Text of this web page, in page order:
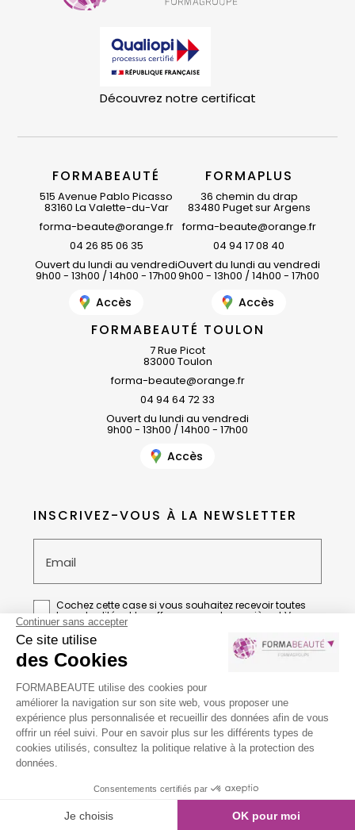
ACCÈS
call mail
CONTACT
Découvrez notre certificat
FORMABEAUTÉ
515 Avenue Pablo Picasso
83160 La Valette-du-Var
forma-beaute@orange.fr
04 26 85 06 35
Ouvert du lundi au vendredi
9h00 - 13h00 / 14h00 - 17h00
Accès
FORMAPLUS
36 chemin du drap
83480 Puget sur Argens
forma-beaute@orange.fr
04 94 17 08 40
Ouvert du lundi au vendredi
9h00 - 13h00 / 14h00 - 17h00
Accès
FORMABEAUTÉ TOULON
7 Rue Picot
83000 Toulon
forma-beaute@orange.fr
04 94 64 72 33
Ouvert du lundi au vendredi
9h00 - 13h00 / 14h00 - 17h00
Accès
INSCRIVEZ-VOUS À LA NEWSLETTER
Email
Cochez cette case si vous souhaitez recevoir toutes
les actualités et les offres en avant-première et Vous
acceptez laPolitique de confidentialité
FORMABEAUTE
Guide local & liensInformations complémentaires
Conditions générales de venteMentions légales
Politique de confidentialité